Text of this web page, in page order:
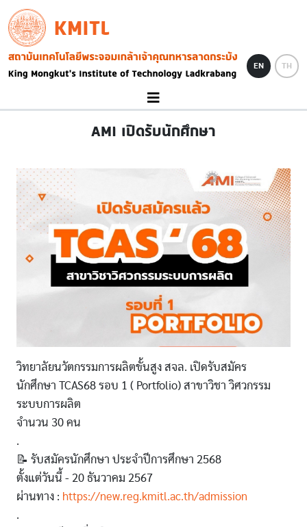
Skip to main content
KMITL
Image
EN TH
AMI เปิดรับนักศึกษา
วิทยาลัยนวัตกรรมการผลิตขั้นสูง สจล. เปิดรับสมัคร
นักศึกษา TCAS68 รอบ 1 ( Portfolio) สาขาวิชา วิศวกรรม
ระบบการผลิต
จำนวน 30 คน
.
📝 รับสมัครนักศึกษา ประจำปีการศึกษา 2568
ตั้งแต่วันนี้ - 20 ธันวาคม 2567
ผ่านทาง : https://new.reg.kmitl.ac.th/admission
.